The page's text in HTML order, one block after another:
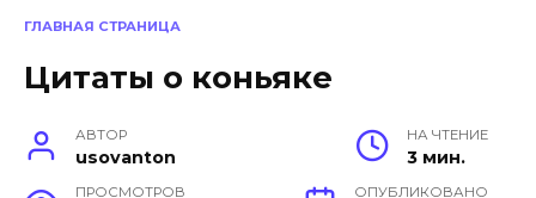
ГЛАВНАЯ СТРАНИЦА
Цитаты о коньяке
АВТОР
usovanton
НА ЧТЕНИЕ
3 мин.
ПРОСМОТРОВ ОПУБЛИКОВАНО